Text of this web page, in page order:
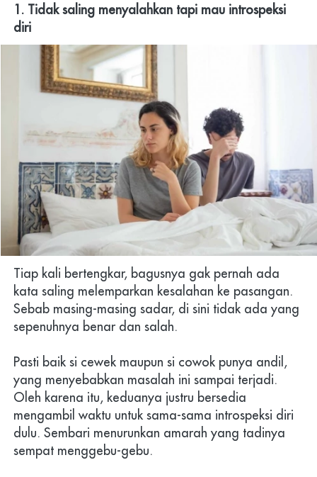
1. Tidak saling menyalahkan tapi mau introspeksi
diri
Tiap kali bertengkar, bagusnya gak pernah ada
kata saling melemparkan kesalahan ke pasangan.
Sebab masing-masing sadar, di sini tidak ada yang
sepenuhnya benar dan salah.
Pasti baik si cewek maupun si cowok punya andil,
yang menyebabkan masalah ini sampai terjadi.
Oleh karena itu, keduanya justru bersedia
mengambil waktu untuk sama-sama introspeksi diri
dulu. Sembari menurunkan amarah yang tadinya
sempat menggebu-gebu.